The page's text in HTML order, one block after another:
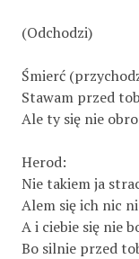
(Odchodzi)
Śmierć
Stawam przed
Ale ty się nie
Herod:
Nie takiem ja
Alem się ich nic
A i ciebie się nie
Bo silnie przed